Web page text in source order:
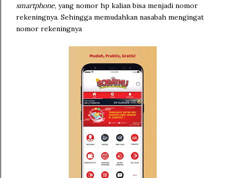
smartphone, yang nomor hp kalian bisa menjadi nomor
rekeningnya. Sehingga memudahkan nasabah mengingat
nomor rekeningnya